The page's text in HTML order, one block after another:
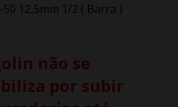
12,5mm 1/2 ( Barra )
não se
por subir